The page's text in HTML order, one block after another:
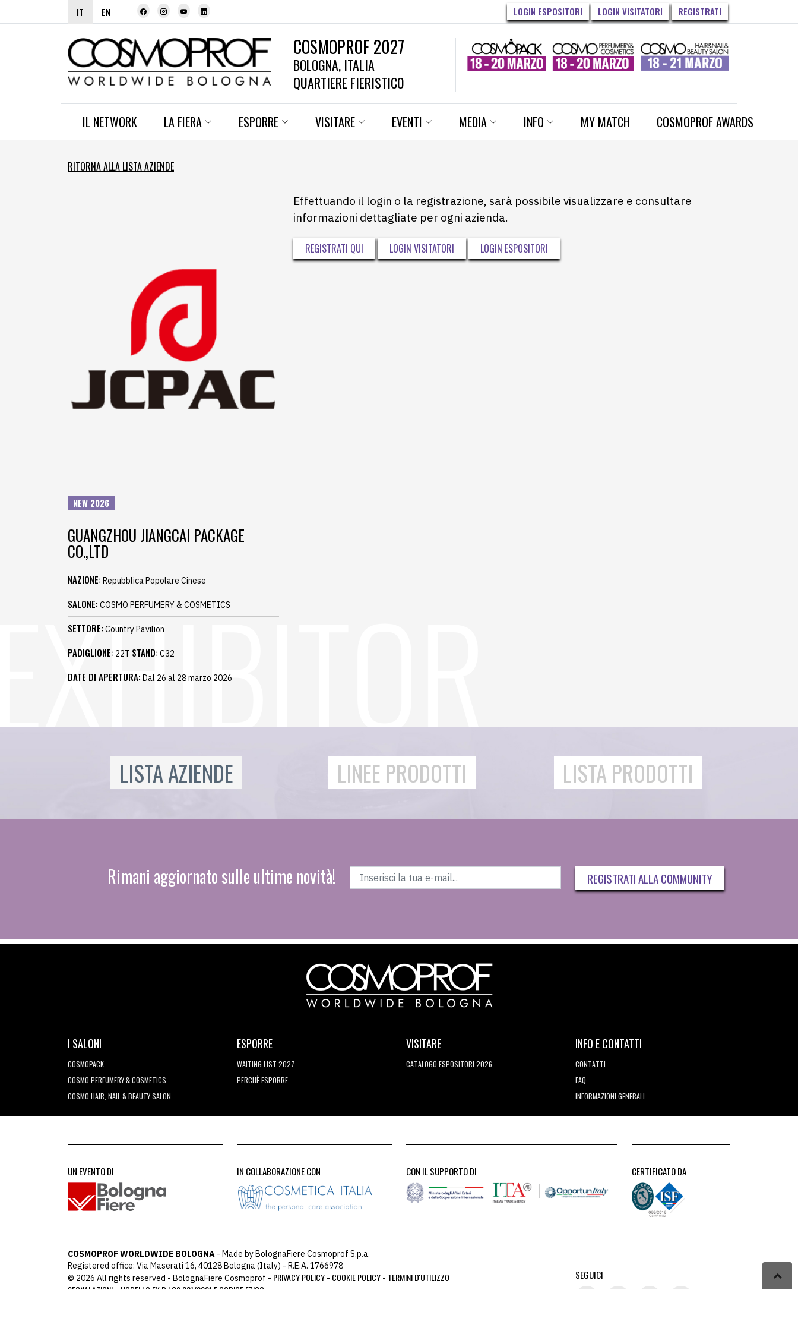
IT EN LOGIN ESPOSITORI LOGIN VISITATORI REGISTRATI
COSMOPROF 2027
BOLOGNA, ITALIA
QUARTIERE FIERISTICO
IL NETWORK LA FIERA ESPORRE VISITARE EVENTI MEDIA INFO MY MATCH COSMOPROF AWARDS
RITORNA ALLA LISTA AZIENDE
NEW 2026
GUANGZHOU JIANGCAI PACKAGE
CO.,LTD
NAZIONE: Repubblica Popolare Cinese
SALONE: COSMO PERFUMERY & COSMETICS
SETTORE: Country Pavilion
PADIGLIONE: 22T STAND: C32
DATE DI APERTURA: Dal 26 al 28 marzo 2026
Effettuando il login o la registrazione, sarà possibile visualizzare e consultare
informazioni dettagliate per ogni azienda.
REGISTRATI QUI LOGIN VISITATORI LOGIN ESPOSITORI
LISTA AZIENDE LINEE PRODOTTI LISTA PRODOTTI
Rimani aggiornato sulle ultime novità! REGISTRATI ALLA COMMUNITY
I SALONI
COSMOPACK
COSMO PERFUMERY & COSMETICS
COSMO HAIR, NAIL & BEAUTY SALON
ESPORRE
WAITING LIST 2027
PERCHÈ ESPORRE
VISITARE
CATALOGO ESPOSITORI 2026
INFO E CONTATTI
CONTATTI
FAQ
INFORMAZIONI GENERALI
UN EVENTO DI IN COLLABORAZIONE CON CON IL SUPPORTO DI CERTIFICATO DA
COSMOPROF WORLDWIDE BOLOGNA - Made by BolognaFiere Cosmoprof S.p.a.
Registered office: Via Maserati 16, 40128 Bologna (Italy) - R.E.A. 1766978
© 2026 All rights reserved - BolognaFiere Cosmoprof - PRIVACY POLICY - COOKIE POLICY - TERMINI D'UTILIZZO
SEGNALAZIONI
MODELLO EX D.LGS 231/2001 E CODICE ETICO
SEGUICI